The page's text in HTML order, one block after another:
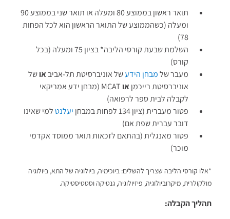
תואר ראשון בממוצע 80 ומעלה או תואר שני בממוצע 90
ומעלה (כשהממוצע של התואר הראשון הוא לכל הפחות
78)
השלמת שבעת קורסי הליבה* בציון 75 ומעלה (בכל
קורס)
מעבר שלמבחן הידעשל אוניברסיטת תל-אביבאושל
אוניברסיטת רייכמןאו
MCAT (מבחן ידע אמריקאי
לקבלה לבית ספר לרפואה)
פטור מעברית (ציון 134 לפחות במבחן
יעלנטלמי שאינו
דובר עברית שפת אם)
פטור מאנגלית (בהתאם לזכאות תואר ממוסד אקדמי
מוכר)
*אלו קורסי הליבה שצריך להשלים: ביוכימיה, ביולוגיה של התא, ביולוגיה
מולקולרית, מיקרוביולוגיה, פיזיולוגיה, גנטיקה וסטטיסטיקה.
תהליך הקבלה: